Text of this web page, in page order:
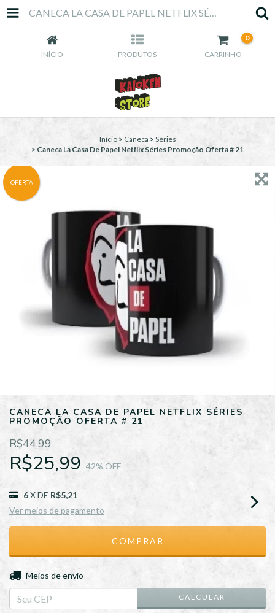
CANECA LA CASA DE PAPEL NETFLIX SÉRIES PROMOÇÃO OFERTA # 21
INÍCIO PRODUTOS CARRINHO
0
Início > Caneca > Séries
> Caneca La Casa De Papel Netflix Séries Promoção Oferta # 21
OFERTA
CANECA LA CASA DE PAPEL NETFLIX SÉRIES
PROMOÇÃO OFERTA # 21
R$44,99
R$25,99 42% OFF
6X DE R$5,21
Ver meios de pagamento
Entregas para o CEP:
Meios de envio
CALCULAR